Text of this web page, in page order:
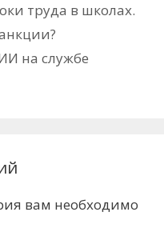
труда в школах.
на службе
вам необходимо